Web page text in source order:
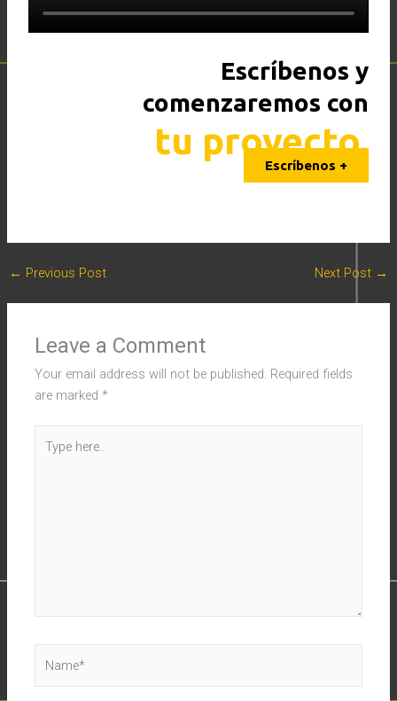
Escríbenos y
comenzaremos con
tu proyecto.
Escríbenos +
← Previous Post Next Post →
Leave a Comment
Your email address will not be published. Required fields
are marked*
here..